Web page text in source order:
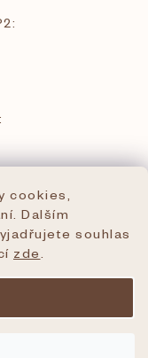
cookies,
Dalším
souhlas
zde